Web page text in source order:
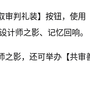
审判礼装】按钮，使
计师之影、记忆回响。
之影，还可举办【共审